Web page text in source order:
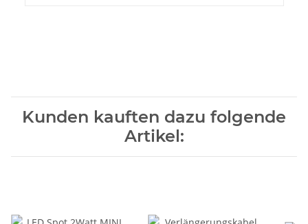
Kunden kauften dazu folgende
Artikel: